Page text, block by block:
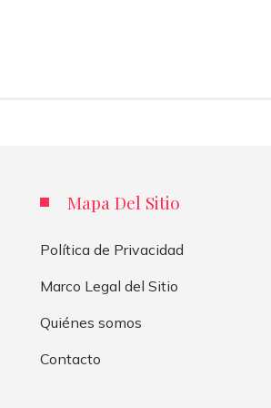
Mapa Del Sitio
Política de Privacidad
Marco Legal del Sitio
Quiénes somos
Contacto